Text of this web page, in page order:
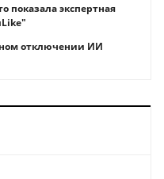
показала экспертная
отключении ИИ